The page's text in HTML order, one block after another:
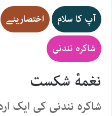
آپ کا سلام اختصاریئے
شاکرہ نندنی
نغمهٔ شکست
شاکرہ نندنی کی ایک